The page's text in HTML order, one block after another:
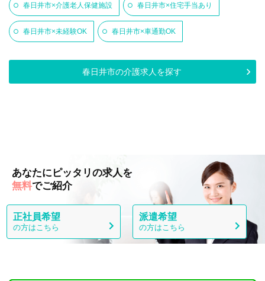
春日井市×介護老人保健施設 春日井市×住宅手当あり
春日井市×未経験OK 春日井市×車通勤OK
春日井市の介護求人を探す
あなたにピッタリの求人を
無料でご紹介
正社員希望
の方はこちら
派遣希望
の方はこちら